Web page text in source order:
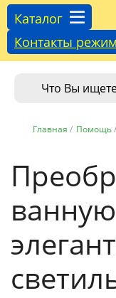
Каталог
Контакты
Главная / Помощь/